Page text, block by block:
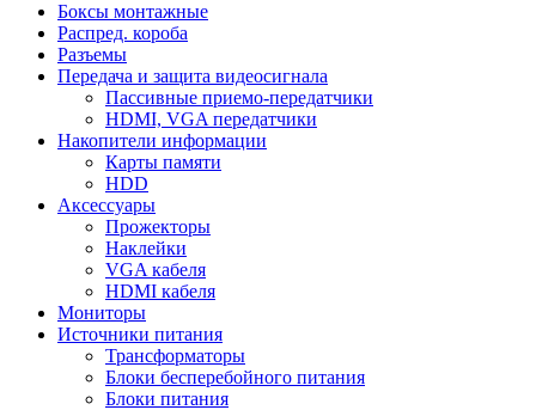
Боксы монтажные
Распред. короба
Разъемы
Передача и защита видеосигнала
Пассивные приемо-передатчики
HDMI, VGA передатчики
Накопители информации
Карты памяти
HDD
Аксессуары
Прожекторы
Наклейки
VGA кабеля
HDMI кабеля
Мониторы
Источники питания
Трансформаторы
Блоки бесперебойного питания
Блоки питания